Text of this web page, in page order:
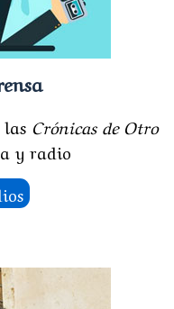
Crónicas de Otro
y radio